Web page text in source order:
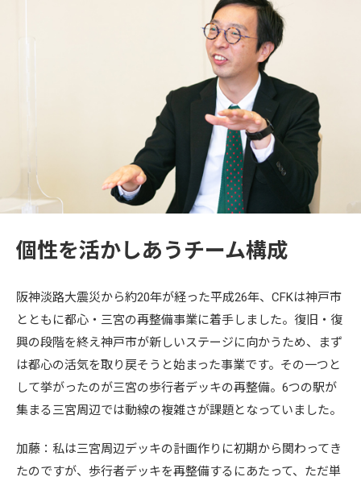
個性を活かしあうチーム構成
阪神淡路大震災から約20年が経った平成26年、CFKは神戸市
とともに都心・三宮の再整備事業に着手しました。復旧・復
興の段階を終え神戸市が新しいステージに向かうため、まず
は都心の活気を取り戻そうと始まった事業です。その一つと
して挙がったのが三宮の歩行者デッキの再整備。6つの駅が
集まる三宮周辺では動線の複雑さが課題となっていました。
加藤：私は三宮周辺デッキの計画作りに初期から関わってき
たのですが、歩行者デッキを再整備するにあたって、ただ単